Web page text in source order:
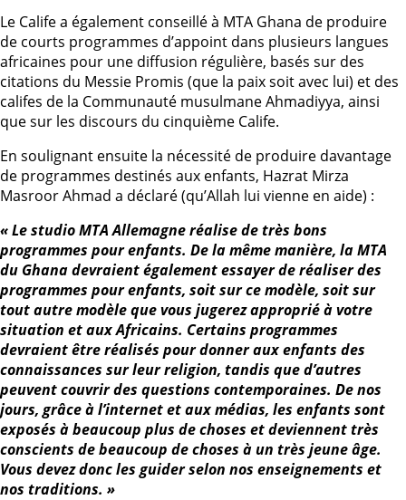
Le Calife a également conseillé à MTA Ghana de produire
de courts programmes d’appoint dans plusieurs langues
africaines pour une diffusion régulière, basés sur des
citations du Messie Promis (que la paix soit avec lui) et des
califes de la Communauté musulmane Ahmadiyya, ainsi
que sur les discours du cinquième Calife.
En soulignant ensuite la nécessité de produire davantage
de programmes destinés aux enfants, Hazrat Mirza
Masroor Ahmad a déclaré (qu’Allah lui vienne en aide) :
« Le studio MTA Allemagne réalise de très bons
programmes pour enfants. De la même manière, la MTA
du Ghana devraient également essayer de réaliser des
programmes pour enfants, soit sur ce modèle, soit sur
tout autre modèle que vous jugerez approprié à votre
situation et aux Africains. Certains programmes
devraient être réalisés pour donner aux enfants des
connaissances sur leur religion, tandis que d’autres
peuvent couvrir des questions contemporaines. De nos
jours, grâce à l’internet et aux médias, les enfants sont
exposés à beaucoup plus de choses et deviennent très
conscients de beaucoup de choses à un très jeune âge.
Vous devez donc les guider selon nos enseignements et
nos traditions. »